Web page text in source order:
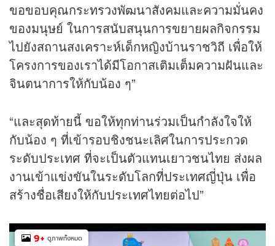
ขอขอบคุณกระทรวงพัฒนาสังคมและความมั่นคง
ของมนุษย์ ในการสนับสนุนการขยายผลกิจกรรม
ไปยังสถานสงเคราะห์เด็กหญิงบ้านราชวิถี เพื่อให้
โครงการของเราได้มีโอกาสเติมเต็มความฝันและ
จินตนาการให้กับน้อง ๆ”
“และสุดท้ายนี้ ขอให้ทุกท่านร่วมเป็นกำลังใจให้
กับน้อง ๆ ที่เข้ารอบชิงชนะเลิศในการประกวด
ระดับประเทศ ที่จะเป็นตัวแทนเยาวชนไทย ส่งผล
งานเข้าแข่งขันในระดับโลกที่ประเทศญี่ปุ่น เพื่อ
สร้างชื่อเสียงให้กับประเทศไทยต่อไป”
9+ ดูภาพทั้งหมด